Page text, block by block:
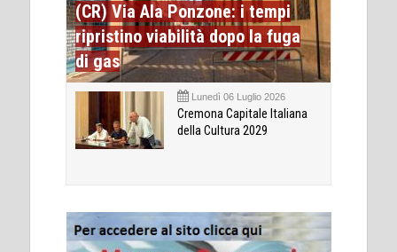
(CR) Via Ala Ponzone: i tempi
ripristino viabilità dopo la fuga
di gas
Lunedì 06 Luglio 2026
Cremona Capitale Italiana
della Cultura 2029